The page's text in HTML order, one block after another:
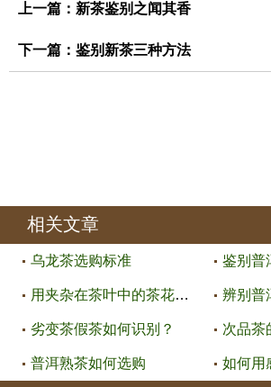
上一篇： 新茶鉴别之闻其香
下一篇： 鉴别新茶三种方法
相关文章
乌龙茶选购标准 鉴别普
用夹杂在茶叶中的茶花、茶果来判
劣变茶假茶如何识别？ 次品茶
普洱熟茶如何选购